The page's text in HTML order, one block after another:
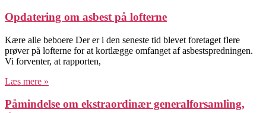
Opdatering om asbest på lofterne
Kære alle beboere Der er i den seneste tid blevet foretaget flere
prøver på lofterne for at kortlægge omfanget af asbestspredningen.
Vi forventer, at rapporten,
Læs mere »
Påmindelse om ekstraordinær generalforsamling,